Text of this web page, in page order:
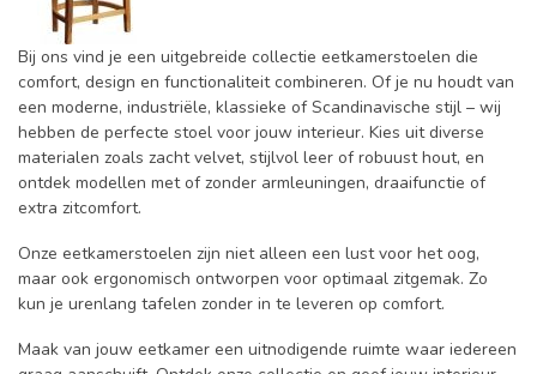
Bij ons vind je een uitgebreide collectie eetkamerstoelen die
comfort, design en functionaliteit combineren. Of je nu houdt van
een moderne, industriële, klassieke of Scandinavische stijl – wij
hebben de perfecte stoel voor jouw interieur. Kies uit diverse
materialen zoals zacht velvet, stijlvol leer of robuust hout, en
ontdek modellen met of zonder armleuningen, draaifunctie of
extra zitcomfort.
Onze eetkamerstoelen zijn niet alleen een lust voor het oog,
maar ook ergonomisch ontworpen voor optimaal zitgemak. Zo
kun je urenlang tafelen zonder in te leveren op comfort.
Maak van jouw eetkamer een uitnodigende ruimte waar iedereen